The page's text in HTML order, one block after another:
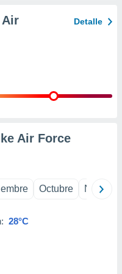
Air
Detalle
Air Force
Octubre
28°C